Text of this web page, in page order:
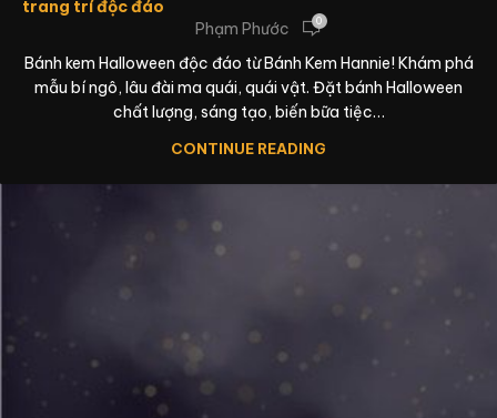
trang trí độc đáo
Phạm Phước
0
Bánh kem Halloween độc đáo từ Bánh Kem Hannie! Khám phá
mẫu bí ngô, lâu đài ma quái, quái vật. Đặt bánh Halloween
chất lượng, sáng tạo, biến bữa tiệc…
CONTINUE READING